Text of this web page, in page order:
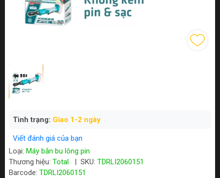
Tình trạng: Giao 1-2 ngày
Viết đánh giá của bạn
Loại: Máy bắn bu lông pin
Thương hiệu: Total SKU: TDRLI2060151
Barcode: TDRLI2060151